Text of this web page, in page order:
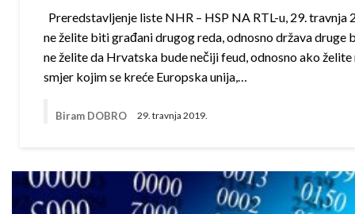
Preredstavljenje liste NHR – HSP NA RTL-u, 29. travnja
ne želite biti građani drugog reda, odnosno država druge
ne želite da Hrvatska bude nečiji feud, odnosno ako
smjer kojim se kreće Europska unija,…
Biram DOBRO 29. travnja 2019.